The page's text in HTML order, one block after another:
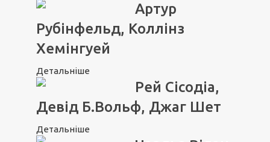
Артур
Рубінфельд, Коллінз
Хемінгуей
Детальніше
Рей Сісодіа,
Девід Б.Вольф, Джаг Шет
Детальніше